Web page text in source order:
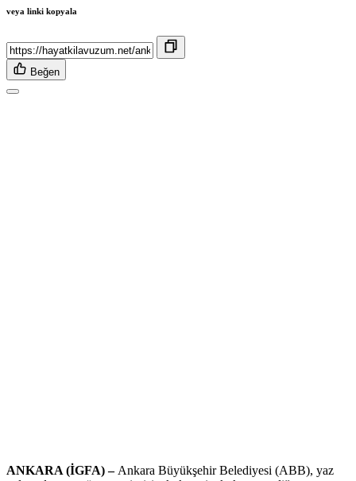
veya linki kopyala
Beğen
ANKARA (İGFA) – Ankara Büyükşehir Belediyesi (ABB), yaz